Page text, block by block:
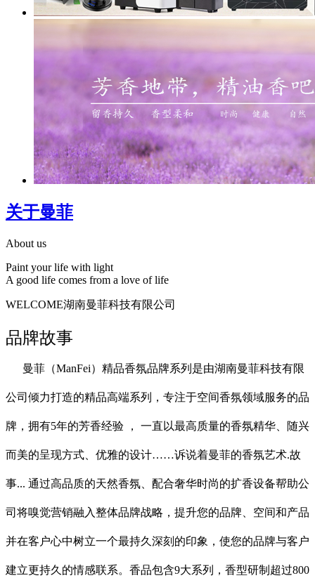
关于曼菲
About us
Paint your life with light
A good life comes from a love of life
WELCOME湖南曼菲科技有限公司
品牌故事
曼菲（ManFei） 精品香氛品牌系列是由湖南曼菲科技有限
公司倾力打造的精品高端系列，专注于空间香氛领域服务的品
牌，拥有5年的芳香经验 ， 一直以最高质量的香氛精华、随兴
而美的呈现方式、优雅的设计……诉说着曼菲的香氛艺术.故
事... 通过高品质的天然香氛、配合奢华时尚的扩香设备帮助公
司将嗅觉营销融入整体品牌战略，提升您的品牌、空间和产品
并在客户心中树立一个最持久深刻的印象，使您的品牌与客户
建立更持久的情感联系。 香品包含9大系列，香型研制超过800